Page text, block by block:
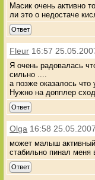
Масик очень активно
ли это о недостаче
Ответ
Fleur 16:57
Я очень радовалась
сильно ....
а позже оказалось что
Нужно на допплер
Ответ
Olga 16:58 25.05.2007
может малыш
стабильно пинал меня
Ответ